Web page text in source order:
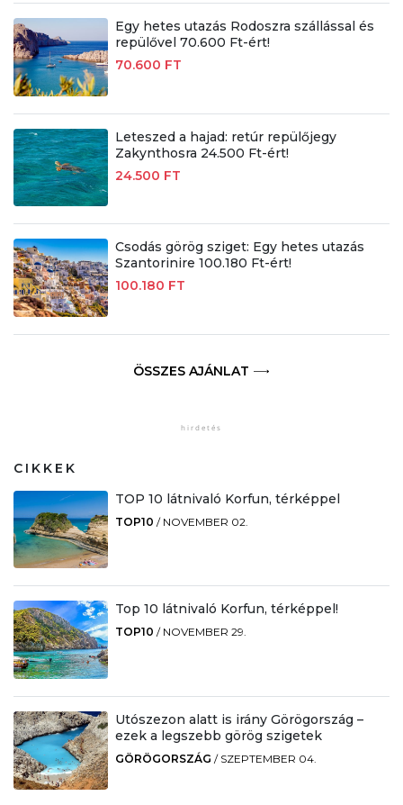
Egy hetes utazás Rodoszra szállással és
repülővel 70.600 Ft-ért!
70.600 FT
Leteszed a hajad: retúr repülőjegy
Zakynthosra 24.500 Ft-ért!
24.500 FT
Csodás görög sziget: Egy hetes utazás
Szantorinire 100.180 Ft-ért!
100.180 FT
ÖSSZES AJÁNLAT
CIKKEK
TOP 10 látnivaló Korfun, térképpel
TOP10 / NOVEMBER 02.
Top 10 látnivaló Korfun, térképpel!
TOP10 / NOVEMBER 29.
Utószezon alatt is irány Görögország –
ezek a legszebb görög szigetek
GÖRÖGORSZÁG / SZEPTEMBER 04.